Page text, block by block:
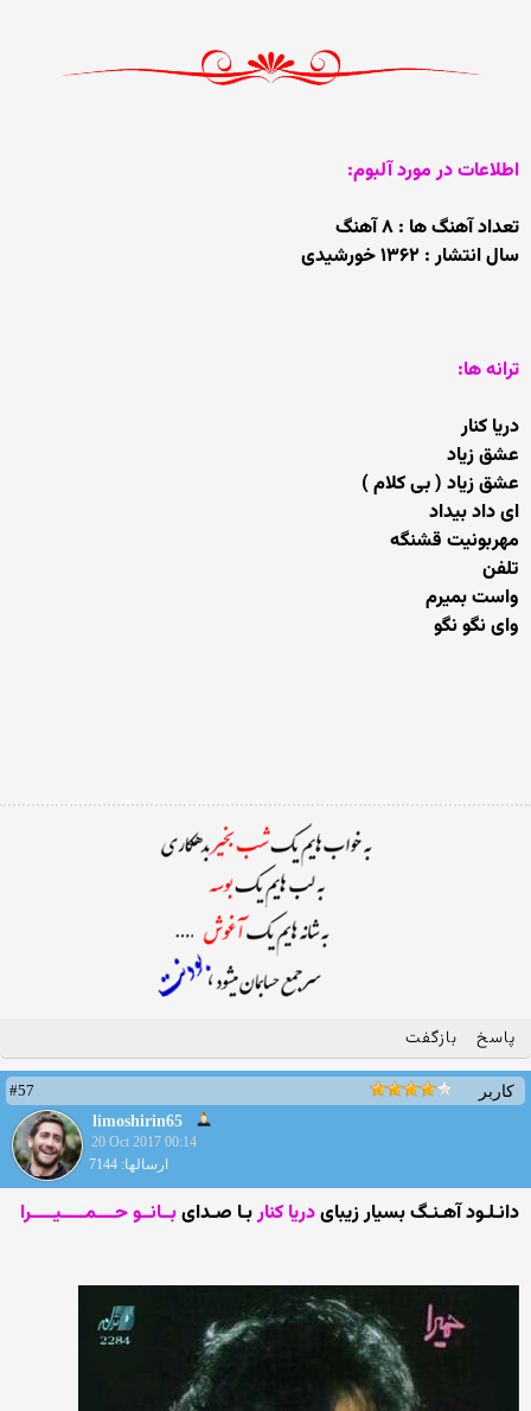
اطلاعات در مورد آلبوم:
تعداد آهنگ ها : ۸ آهنگ
سال انتشار : ۱۳۶۲ خورشیدی
ترانه ها:
دریا کنار
عشق زیاد
عشق زیاد ( بی کلام )
ای داد بیداد
مهربونیت قشنگه
تلفن
واست بمیرم
وای نگو نگو
پاسخ بازگفت
کاربر
#57
limoshirin65
20 Oct 2017 00:14
ارسالها: 7144
دانـلـود آهـنـگ بسیار زیبایدریا کناربـا صـدایبــانــو حــــمـــــیـــــرا